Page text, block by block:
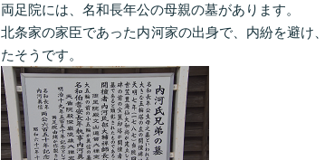
両足院には、名和長年公の母親の墓があります。
北条家の家臣であった内河家の出身で、内紛を避け
たそうです。